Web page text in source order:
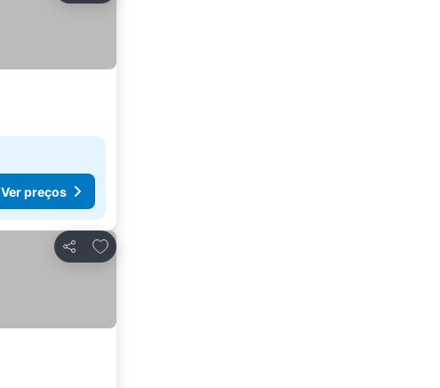
Ver preços
Partilhar
Adicionar aos favoritos